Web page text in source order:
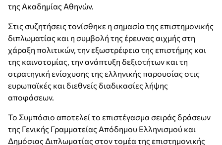
της Ακαδημίας Αθηνών.
Στις συζητήσεις τονίσθηκε η σημασία της επιστημονικής
διπλωματίας και η συμβολή της έρευνας αιχμής στη
χάραξη πολιτικών, την εξωστρέφεια της επιστήμης και
της καινοτομίας, την ανάπτυξη δεξιοτήτων και τη
στρατηγική ενίσχυσης της ελληνικής παρουσίας στις
ευρωπαϊκές και διεθνείς διαδικασίες λήψης
αποφάσεων.
Το Συμπόσιο αποτελεί το επιστέγασμα σειράς δράσεων
της Γενικής Γραμματείας Απόδημου Ελληνισμού και
Δημόσιας Διπλωματίας στον τομέα της επιστημονικής